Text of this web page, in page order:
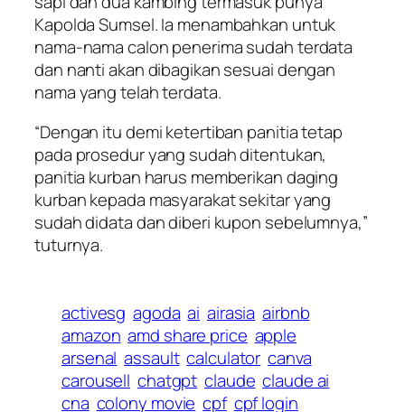
Kapolda Sumsel. Ia menambahkan untuk
nama-nama calon penerima sudah terdata
dan nanti akan dibagikan sesuai dengan
nama yang telah terdata.
“Dengan itu demi ketertiban panitia tetap
pada prosedur yang sudah ditentukan,
panitia kurban harus memberikan daging
kurban kepada masyarakat sekitar yang
sudah didata dan diberi kupon sebelumnya,”
tuturnya.
activesg agoda ai airasia airbnb
amazon amd share price apple
arsenal assault calculator canva
carousell chatgpt claude claude ai
cna colony movie cpf cpf login